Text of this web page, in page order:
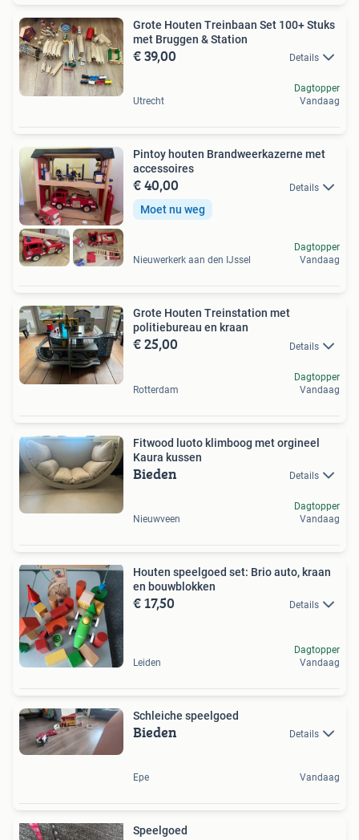
Grote Houten Treinbaan Set 100+ Stuks
met Bruggen & Station
€ 39,00 Details
Utrecht
Dagtopper
Vandaag
Pintoy houten Brandweerkazerne met
accessoires
€ 40,00 Details
Moet nu weg
Nieuwerkerk aan den IJssel
Dagtopper
Vandaag
Grote Houten Treinstation met
politiebureau en kraan
€ 25,00 Details
Rotterdam
Dagtopper
Vandaag
Fitwood luoto klimboog met orgineel
Kaura kussen
Bieden Details
Nieuwveen
Dagtopper
Vandaag
Houten speelgoed set: Brio auto, kraan
en bouwblokken
€ 17,50 Details
Leiden
Dagtopper
Vandaag
Schleiche speelgoed
Bieden Details
Epe Vandaag
Speelgoed